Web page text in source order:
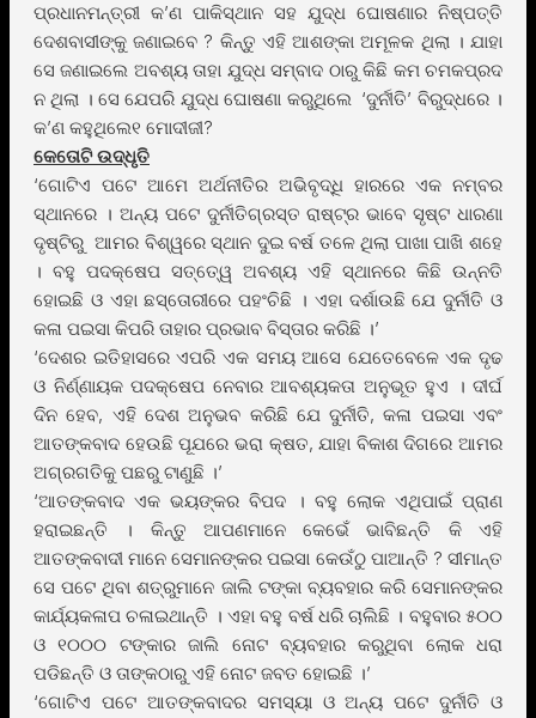
ପ୍ରଧାନମନ୍ତ୍ରୀ କ’ଣ ପାକିସ୍ଥାନ ସହ ଯୁଦ୍ଧ ଘୋଷଣାର ନିଷ୍ପତ୍ତି
ଦେଶବାସୀଙ୍କୁ ଜଣାଇବେ ? କିନ୍ତୁ ଏହି ଆଶଙ୍କା ଅମୂଳକ ଥିଲା । ଯାହା
ସେ ଜଣାଇଲେ ଅବଶ୍ୟ ତାହା ଯୁଦ୍ଧ ସମ୍ବାଦ ଠାରୁ କିଛି କମ ଚମକପ୍ରଦ
ନ ଥିଲା । ସେ ଯେପରି ଯୁଦ୍ଧ ଘୋଷଣା କରୁଥିଲେ ‘ଦୁର୍ନୀତି’ ବିରୁଦ୍ଧରେ ।
କ’ଣ କହୁଥିଲେ୧ ମୋଦୀଜୀ?
କେତୋଟି ଉଦ୍ଧୃତି
‘ଗୋଟିଏ ପଟେ ଆମେ ଅର୍ଥନୀତିର ଅଭିବୃଦ୍ଧି ହାରରେ ଏକ ନମ୍ବର
ସ୍ଥାନରେ । ଅନ୍ୟ ପଟେ ଦୁର୍ନୀତିଗ୍ରସ୍ତ ରାଷ୍ଟ୍ର ଭାବେ ସୃଷ୍ଟ ଧାରଣା
ଦୃଷ୍ଟିରୁ ଆମର ବିଶ୍ୱରେ ସ୍ଥାନ ଦୁଇ ବର୍ଷ ତଳେ ଥିଲା ପାଖା ପାଖି ଶହେ
। ବହୁ ପଦକ୍ଷେପ ସତ୍ତେ୍ୱ ଅବଶ୍ୟ ଏହି ସ୍ଥାନରେ କିଛି ଉନ୍ନତି
ହୋଇଛି ଓ ଏହା ଛସ୍ତୋରୀରେ ପହଂଚିଛି । ଏହା ଦର୍ଶାଉଛି ଯେ ଦୁର୍ନୀତି ଓ
କଳା ପଇସା କିପରି ତାହାର ପ୍ରଭାବ ବିସ୍ତାର କରିଛି ।’
‘ଦେଶର ଇତିହାସରେ ଏପରି ଏକ ସମୟ ଆସେ ଯେତେବେଳେ ଏକ ଦୃଢ
ଓ ନିର୍ଣ୍ଣାୟକ ପଦକ୍ଷେପ ନେବାର ଆବଶ୍ୟକତା ଅନୁଭୂତ ହୁଏ । ଦୀର୍ଘ
ଦିନ ହେବ, ଏହି ଦେଶ ଅନୁଭବ କରିଛି ଯେ ଦୁର୍ନୀତି, କଳା ପଇସା ଏବଂ
ଆତଙ୍କବାଦ ହେଉଛି ପୂଯରେ ଭରା କ୍ଷତ, ଯାହା ବିକାଶ ଦିଗରେ ଆମର
ଅଗ୍ରଗତିକୁ ପଛରୁ ଟାଣୁଛି ।’
‘ଆତଙ୍କବାଦ ଏକ ଭୟଙ୍କର ବିପଦ । ବହୁ ଲୋକ ଏଥିପାଇଁ ପ୍ରାଣ
ହରାଇଛନ୍ତି । କିନ୍ତୁ ଆପଣମାନେ କେଭେଁ ଭାବିଛନ୍ତି କି ଏହି
ଆତଙ୍କବାଦୀ ମାନେ ସେମାନଙ୍କର ପଇସା କେଉଁଠୁ ପାଆନ୍ତି ? ସୀମାନ୍ତ
ସେ ପଟେ ଥିବା ଶତ୍ରୁମାନେ ଜାଲି ଟଙ୍କା ବ୍ୟବହାର କରି ସେମାନଙ୍କର
କାର୍ଯ୍ୟକଳାପ ଚଳାଇଥାନ୍ତି । ଏହା ବହୁ ବର୍ଷ ଧରି ଚାଲିଛି । ବହୁବାର ୫୦୦
ଓ ୧୦୦୦ ଟଙ୍କାର ଜାଲି ନୋଟ ବ୍ୟବହାର କରୁଥିବା ଲୋକ ଧରା
ପଡିଛନ୍ତି ଓ ତାଙ୍କଠାରୁ ଏହି ନୋଟ ଜବତ ହୋଇଛି ।’
‘ଗୋଟିଏ ପଟେ ଆତଙ୍କବାଦର ସମସ୍ୟା ଓ ଅନ୍ୟ ପଟେ ଦୁର୍ନୀତି ଓ